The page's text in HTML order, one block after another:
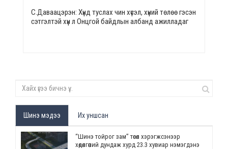
С.Даваацэрэн: Хүнд туслах чин хүсэл, хүний төлөө гэсэн
сэтгэлтэй хүн л Онцгой байдлын албанд ажилладаг
Шинэ мэдээ Их уншсан
“Шинэ тойрог зам” төсөл хэрэгжсэнээр
хөдөлгөөний дундаж хурд 23.3 хувиар нэмэгдэнэ